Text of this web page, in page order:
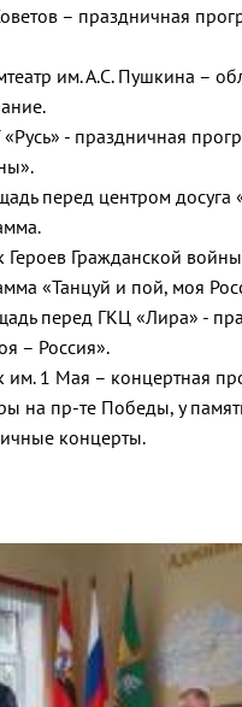
– праздничная
им. А.С. Пушкина –
- праздничная
перед центром досуга
Героев Гражданской
«Танцуй и пой, моя
перед ГКЦ «Лира» -
– Россия».
им. 1 Мая – концертная
на пр-те Победы, у
концерты.